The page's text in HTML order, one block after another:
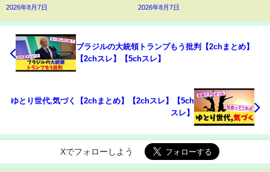
2026年8月7日 2026年8月7日
ブラジルの大統領トランプもう批判【2chまとめ】
【2chスレ】【5chスレ】
ゆとり世代,気づく【2chまとめ】【2chスレ】【5ch
スレ】
Xでフォローしよう